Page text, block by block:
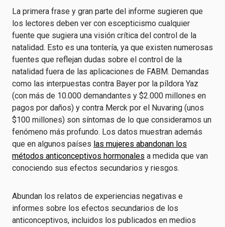
La primera frase y gran parte del informe sugieren que
los lectores deben ver con escepticismo cualquier
fuente que sugiera una visión crítica del control de la
natalidad. Esto es una tontería, ya que existen numerosas
fuentes que reflejan dudas sobre el control de la
natalidad fuera de las aplicaciones de FABM. Demandas
como las interpuestas contra Bayer por la píldora Yaz
(con más de 10.000 demandantes y $2.000 millones en
pagos por daños) y contra Merck por el Nuvaring (unos
$100 millones) son síntomas de lo que consideramos un
fenómeno más profundo. Los datos muestran además
que en algunos países las mujeres abandonan los
métodos anticonceptivos hormonales a medida que van
conociendo sus efectos secundarios y riesgos.
Abundan los relatos de experiencias negativas e
informes sobre los efectos secundarios de los
anticonceptivos, incluidos los publicados en medios